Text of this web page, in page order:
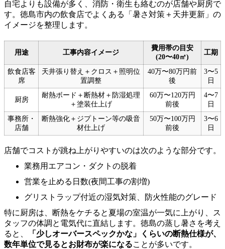
自宅よりも設備が多く、消防・衛生も絡むのが店舗や厨房で
す。徳島市内の飲食店でよくある「暑さ対策＋天井更新」の
イメージを整理します。
用途 工事内容イメージ
費用帯の目安
(20〜40㎡)
工期
飲食店客
席
天井張り替え＋クロス＋照明位
置調整
40万〜80万円前
後
3〜5
日
厨房
耐熱ボード＋断熱材＋防湿処理
＋塗装仕上げ
60万〜120万円
前後
4〜7
日
事務所・
店舗
断熱強化＋ジプトーン等の吸音
材仕上げ
50万〜100万円
前後
3〜6
日
店舗でコストが跳ね上がりやすいのは次のような部分です。
業務用エアコン・ダクトの脱着
営業を止める日数(夜間工事の割増)
グリストラップ付近の湿気対策、防火性能のグレード
特に厨房は、断熱をケチると夏場の室温が一気に上がり、ス
タッフの体調と電気代に直結します。徳島の蒸し暑さを考え
ると、
「少しオーバースペックかな」くらいの断熱仕様が、
数年単位で見るとお財布が楽になることが多いです。